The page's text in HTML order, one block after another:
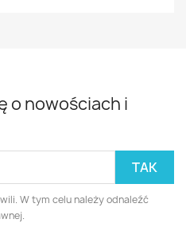
o nowościach i
W tym celu należy odnaleźć